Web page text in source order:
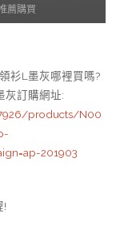
薦購買
衫L墨灰哪裡買嗎?
灰訂購網址:
products/N00
201903
!